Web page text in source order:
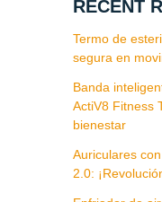
RECENT
Termo de
segura en
Banda
ActiV8 Fitness
bienestar
Auriculares
2.0: